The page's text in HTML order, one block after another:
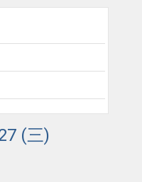
(三)